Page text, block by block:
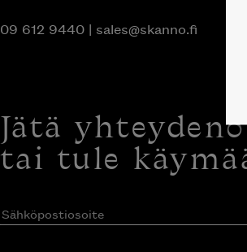
09 612 9440| sales@skanno.fi
Jätä
tai tule
Sähköpostiosoite(Pakollinen)